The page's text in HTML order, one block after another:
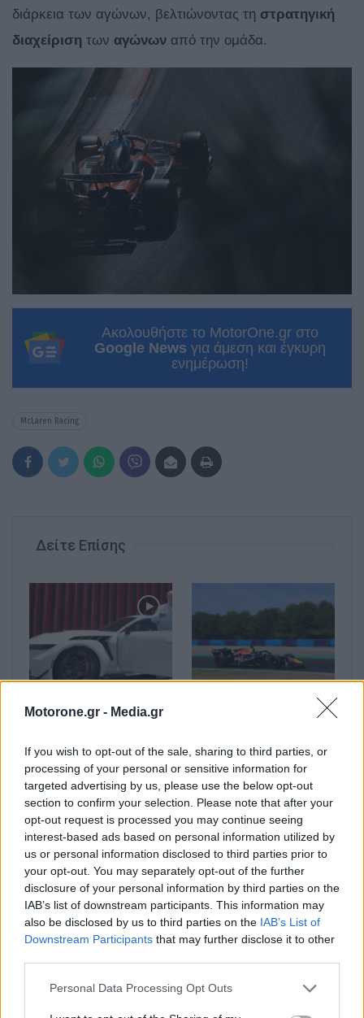
Motorone.gr - Media.gr
If you wish to opt-out of the sale, sharing to third parties, or
processing of your personal or sensitive information for
targeted advertising by us, please use the below opt-out
section to confirm your selection. Please note that after your
opt-out request is processed you may continue seeing
interest-based ads based on personal information utilized by
us or personal information disclosed to third parties prior to
your opt-out. You may separately opt-out of the further
disclosure of your personal information by third parties on the
IAB’s list of downstream participants. This information may
also be disclosed by us to third parties on the IAB’s List of
Downstream Participants that may further disclose it to other
Personal Data Processing Opt Outs
διάρκεια των αγώνων, βελτιώνοντας τη στρατηγική
διαχείριση των αγώνων από την ομάδα.
Ακολουθήστε το MotorOne.gr στο
Google News για άμεση και έγκυρη
ενημέρωση!
McLaren Racing
Δείτε Επίσης
δοκιμάζει τη Ford
πίστα MADRING της
Formula 1…
F1: Άλλο ένα βάθρο για
Ουγγαρίας
F1: Επίσημη η
μεταγραφή του κυνηγού
ταλέντων Gwen Lagrue
από τη Mercedes στη
F1-GP Ουγγαρίας: Η
επιστροφή των
Πρωταθλητών